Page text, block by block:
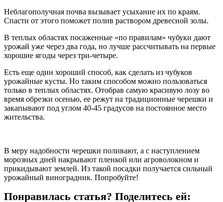
Неблагополучная почва вызывает усыхание их по краям.
Спасти от этого поможет полив раствором древесной золы.
В теплых областях посаженные «по правилам» чубуки дают
урожай уже через два года, но лучше рассчитывать на первые
хорошие ягоды через три-четыре.
Есть еще один хороший способ, как сделать из чубуков
урожайные кусты. Но таким способом можно пользоваться
только в теплых областях. Отобрав самую красивую лозу во
время обрезки осенью, ее режут на традиционные черешки и
закапывают под углом 40-45 градусов на постоянное место
жительства.
В меру надобности черешки поливают, а с наступлением
морозных дней накрывают пленкой или агроволокном и
прикидывают землей. Из такой посадки получается сильный
урожайный виноградник. Попробуйте!
Понравилась статья? Поделитесь ей: